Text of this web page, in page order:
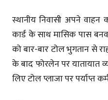
स्थानीय निवासी अपने वाहन
कार्ड के साथ मासिक पास
को बार-बार टोल भुगतान से
के बाद फोरलेन पर यातायात
लिए टोल प्लाजा पर पर्याप्त